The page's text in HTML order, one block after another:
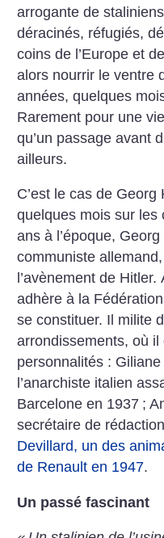
arrogante de
déracinés, réfugiés,
coins de l’Europe et
alors nourrir le ventre
années, quelques
Rarement pour une
qu’un passage avant
ailleurs.
C’est le cas de
quelques mois sur les
ans à l’époque,
communiste
l’avènement de
adhère à la
se constituer. Il milite
arrondissements, où
personnalités :
l’anarchiste italien
Barcelone en 1937 ;
secrétaire de
Devillard, un des
de Renault en 1947.
Un passé fascinant